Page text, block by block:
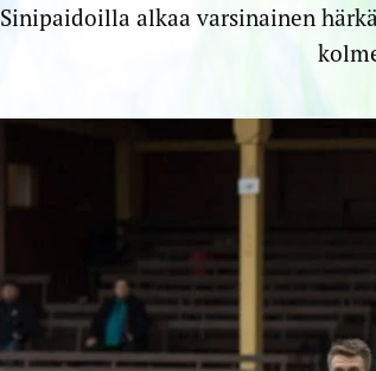
Sinipaidoilla alkaa varsinainen